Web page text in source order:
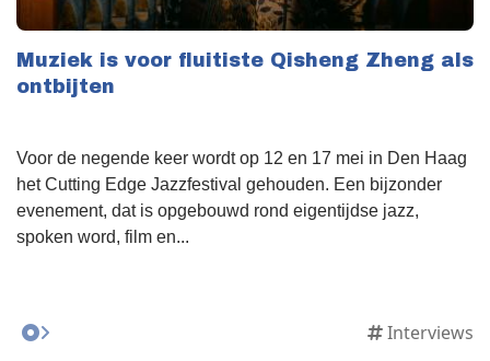
Muziek is voor fluitiste Qisheng Zheng als
ontbijten
Voor de negende keer wordt op 12 en 17 mei in Den Haag
het Cutting Edge Jazzfestival gehouden. Een bijzonder
evenement, dat is opgebouwd rond eigentijdse jazz,
spoken word, film en...
Interviews